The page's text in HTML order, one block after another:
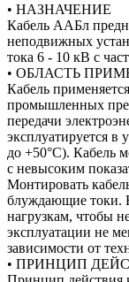
• НАЗНАЧЕНИЕ
Кабель ААБл
неподвижных
тока 6 - 10 кВ с
• ОБЛАСТЬ
Кабель
промышленных
передачи
эксплуатируется в
до +50°С). Кабель
с невысоким
Монтировать
блуждающие токи.
нагрузкам, чтобы
эксплуатации не
зависимости от
• ПРИНЦИП